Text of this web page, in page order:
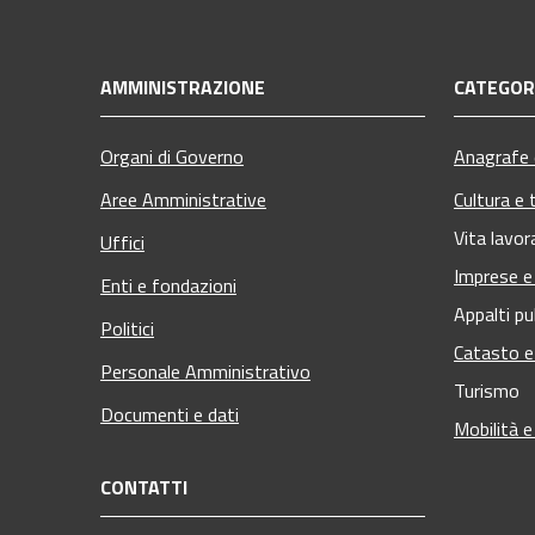
AMMINISTRAZIONE
Organi di Governo
Aree Amministrative
Uffici
Enti e fondazioni
Politici
Personale Amministrativo
Documenti e dati
Cultura e
Vita
Imprese
Appalti
Catasto
Turismo
Mobilità
CONTATTI